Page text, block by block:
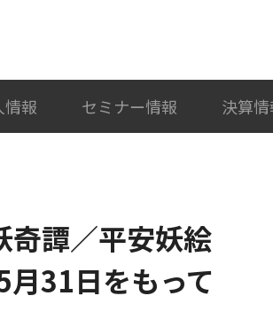
情報 セミナー情報 決算
奇譚／平安妖絵
31日をもって